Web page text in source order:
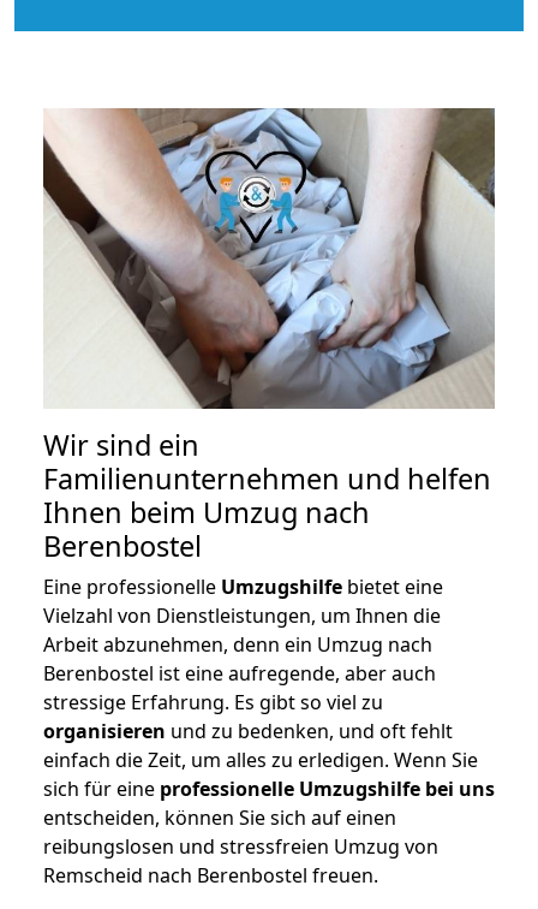
Wir sind ein
Familienunternehmen und helfen
Ihnen beim Umzug nach
Berenbostel
Eine professionelle Umzugshilfe bietet eine
Vielzahl von Dienstleistungen, um Ihnen die
Arbeit abzunehmen, denn ein Umzug nach
Berenbostel ist eine aufregende, aber auch
stressige Erfahrung. Es gibt so viel zu
organisieren und zu bedenken, und oft fehlt
einfach die Zeit, um alles zu erledigen. Wenn Sie
sich für eine professionelle Umzugshilfe bei uns
entscheiden, können Sie sich auf einen
reibungslosen und stressfreien Umzug von
Remscheid nach Berenbostel freuen.